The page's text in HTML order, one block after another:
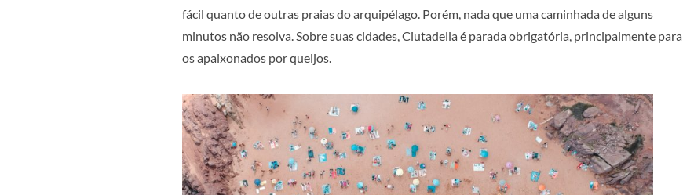
fácil quanto de outras praias do arquipélago. Porém, nada que uma caminhada de alguns
minutos não resolva. Sobre suas cidades, Ciutadella é parada obrigatória, principalmente para
os apaixonados por queijos.